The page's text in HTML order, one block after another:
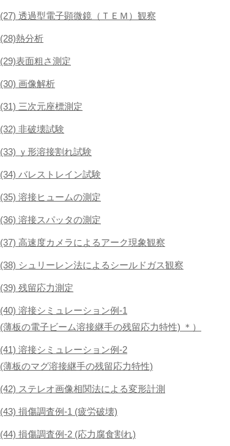
(27) 透過型電子顕微鏡（ＴＥＭ）観察
(28)熱分析
(29)表面粗さ測定
(30) 画像解析
(31) 三次元座標測定
(32) 非破壊試験
(33) ｙ形溶接割れ試験
(34) バレストレイン試験
(35) 溶接ヒュームの測定
(36) 溶接スパッタの測定
(37) 高速度カメラによるアーク現象観察
(38) シュリーレン法によるシールドガス観察
(39) 残留応力測定
(40) 溶接シミュレーション例-1
(薄板の電子ビーム溶接継手の残留応力特性) ＊）
(41) 溶接シミュレーション例-2
(薄板のマグ溶接継手の残留応力特性)
(42) ステレオ画像相関法による変形計測
(43) 損傷調査例-1 (疲労破壊)
(44) 損傷調査例-2 (応力腐食割れ)